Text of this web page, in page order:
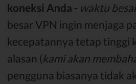
koneksi Anda - waktu
besar VPN ingin menjaga
kecepatannya tetap tinggi
alasan (kami akan
pengguna biasanya tidak